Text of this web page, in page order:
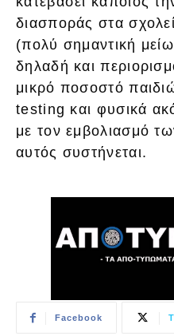
διασποράς στα
(πολύ σημαντική
δηλαδή και
μικρό ποσοστό
testing και φυσικά
με τον εμβολιασμό
αυτός συστήνεται.
Facebook